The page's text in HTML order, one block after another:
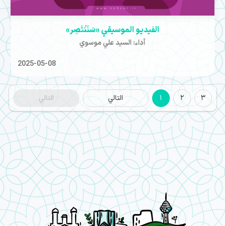
الفيديو الموسيقي «سَنَنْتَصِر»
أداء: السيد علي موسوي
2025-05-08
التالي التالي 1 2 3